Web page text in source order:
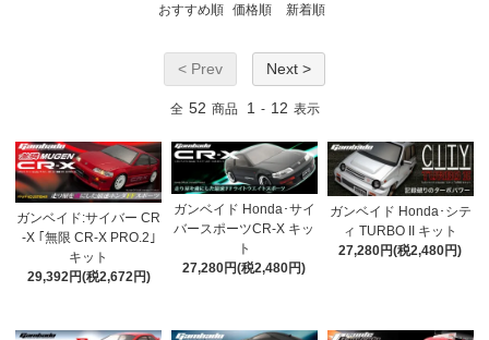
おすすめ順 価格順 新着順
< Prev Next >
全 52 商品 1 - 12 表示
ガンベイド:サイバー CR
-X ｢無限 CR-X PRO.2｣
キット
29,392円(税2,672円)
ガンベイド Honda･サイ
バースポーツCR-X キッ
ト
27,280円(税2,480円)
ガンベイド Honda･シテ
ィ TURBO II キット
27,280円(税2,480円)